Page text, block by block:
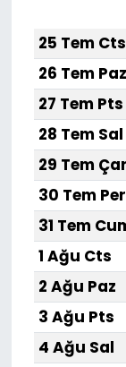
25 Tem Cts
26 Tem Paz
27 Tem Pts
28 Tem Sal
29 Tem Çar
30 Tem Per
31 Tem
1 Ağu Cts
2 Ağu Paz
3 Ağu Pts
4 Ağu Sal